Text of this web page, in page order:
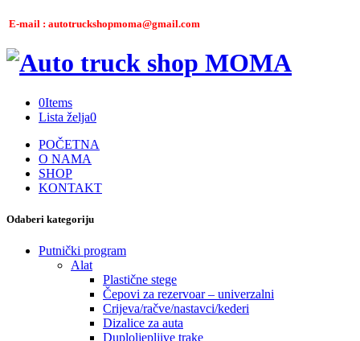
E-mail : autotruckshopmoma@gmail.com
0Items
Lista želja0
POČETNA
O NAMA
SHOP
KONTAKT
Odaberi kategoriju
Putnički program
Alat
Plastične stege
Čepovi za rezervoar – univerzalni
Crijeva/račve/nastavci/kederi
Dizalice za auta
Duploljepljive trake